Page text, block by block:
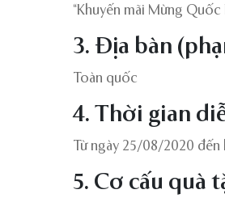
“Khuyến mãi Mừng Quốc
3. Địa bàn
Toàn quốc
4. Thời gian
Từ ngày 25/08/2020
5. Cơ cấu quà